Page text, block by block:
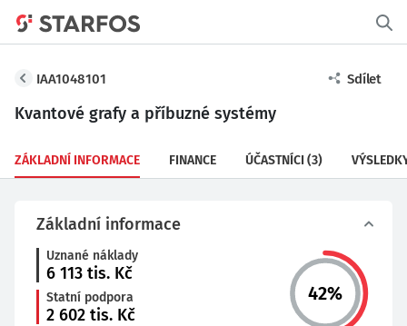
IAA1048101 Sdílet
Kvantové grafy a příbuzné systémy
ZÁKLADNÍ INFORMACE FINANCE ÚČASTNÍCI (3)
Základní informace
Uznané náklady
6 113 tis. Kč
Statní podpora
2 602 tis. Kč
42%